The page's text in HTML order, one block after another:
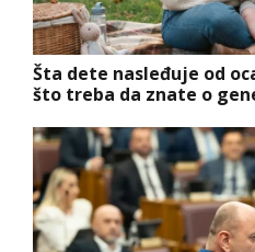
Šta dete nasleđuje od
što treba da znate o